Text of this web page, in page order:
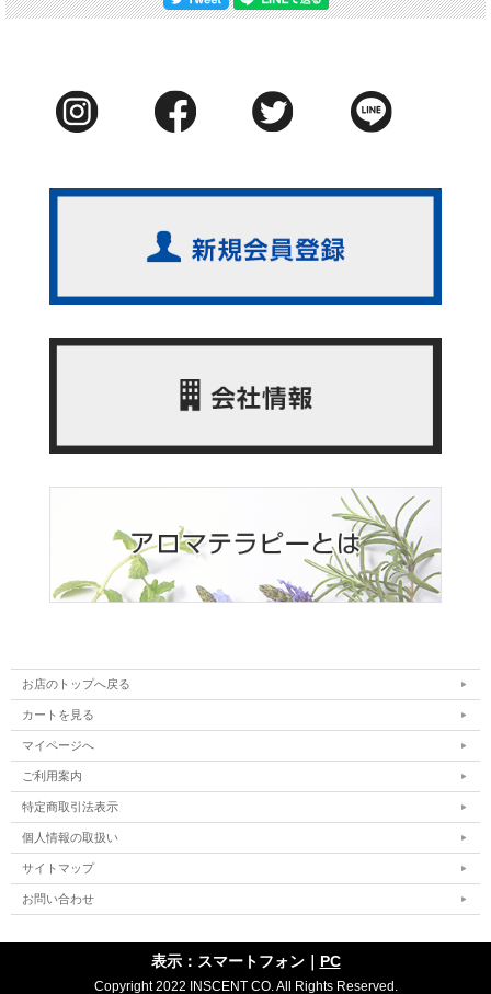
お店のトップへ戻る
カートを見る
マイページへ
ご利用案内
特定商取引法表示
個人情報の取扱い
サイトマップ
お問い合わせ
表示：スマートフォン｜ PC
Copyright 2022 INSCENT CO. All Rights Reserved.